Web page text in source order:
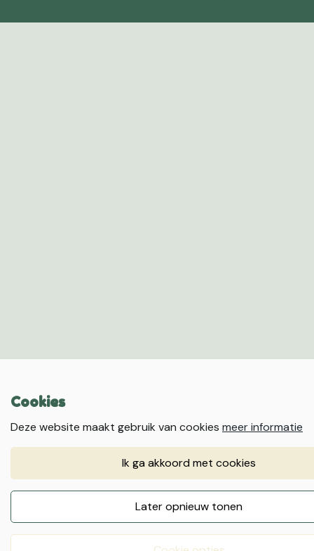
Cookies
Deze website maakt gebruik van cookies meer informatie
ik ga akkoord met cookies
later opnieuw tonen